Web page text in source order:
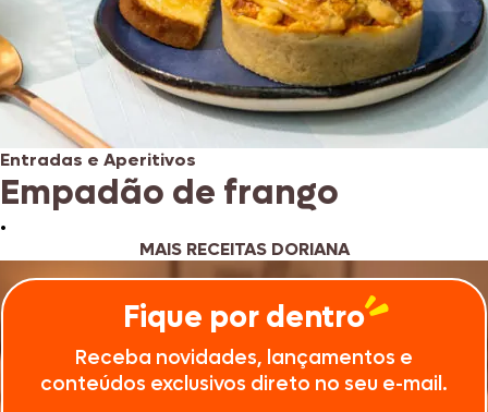
Entradas e Aperitivos
Empadão de frango
•
MAIS RECEITAS DORIANA
Fique por dentro
Receba novidades, lançamentos e
conteúdos exclusivos direto no seu e-mail.